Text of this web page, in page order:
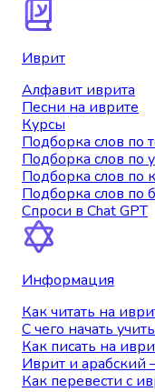
Иврит
Алфавит иврита
Песни на иврите
Курсы
Подборка слов по
Подборка слов по
Подборка слов по
Подборка слов по
Спроси в Chat GPT
Информация
Как читать на
С чего начать
Как писать на
Иврит и арабский
Как перевести с